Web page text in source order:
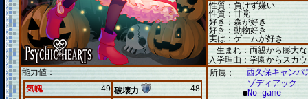
性質：負けず嫌い
性質：甘党
好き：森が好き
好き：動物好き
実は：ゲームが好き
生まれ：両親から膨大
入学理由：学園からスカ
能力値：
気魄
49 破壊力
48
所属：
西久保キャン
ゾディアック
●No game